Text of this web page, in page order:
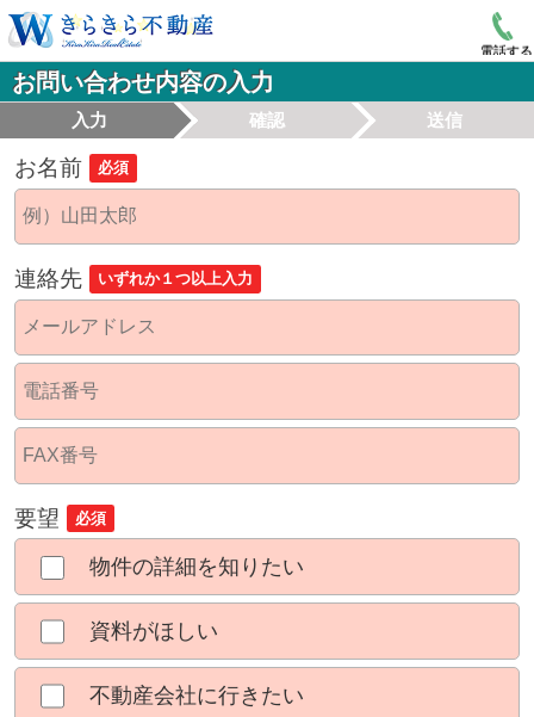
電話する
お問い合わせ内容の入力
入力 確認 送信
お名前 必須
連絡先 いずれか１つ以上入力
要望 必須
物件の詳細を知りたい
資料がほしい
不動産会社に行きたい